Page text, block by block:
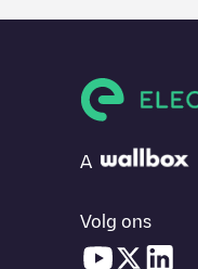
A
Volg ons